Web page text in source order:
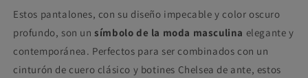
Estos pantalones, con su diseño impecable y color oscuro
profundo, son un símbolo de la moda masculina elegante y
contemporánea. Perfectos para ser combinados con un
cinturón de cuero clásico y botines Chelsea de ante, estos